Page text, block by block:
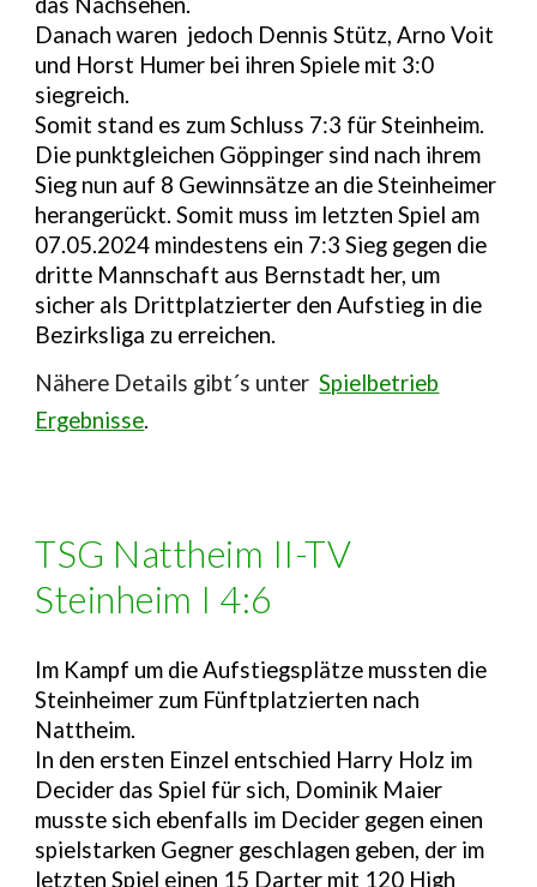
Danach waren jedoch Dennis Stütz, Arno Voit
und Horst Humer bei ihren Spiele mit 3:0
siegreich.
Somit stand es zum Schluss 7:3 für Steinheim.
Die punktgleichen Göppinger sind nach ihrem
Sieg nun auf 8 Gewinnsätze an die Steinheimer
herangerückt. Somit muss im letzten Spiel am
07.05.2024 mindestens ein 7:3 Sieg gegen die
dritte Mannschaft aus Bernstadt her, um
sicher als Drittplatzierter den Aufstieg in die
Bezirksliga zu erreichen.
Nähere Details gibt´s unterSpielbetrieb
Ergebnisse.
TSG Nattheim II-TV
Steinheim I 4:6
Im Kampf um die Aufstiegsplätze mussten die
Steinheimer zum Fünftplatzierten nach
Nattheim.
In den ersten Einzel entschied Harry Holz im
Decider das Spiel für sich, Dominik Maier
musste sich ebenfalls im Decider gegen einen
spielstarken Gegner geschlagen geben, der im
letzten Spiel einen 15 Darter mit 120 High